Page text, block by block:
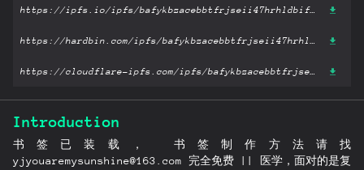
Introduction
书签已装载， 书签制作方法请找
yjyouaremysunshine@163.com 完全免费 || 医学，面对的是复